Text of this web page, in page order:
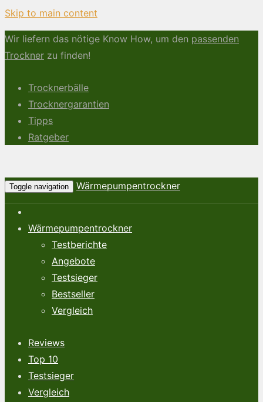
Skip to main content
Wir liefern das nötige Know How, um den passenden
Trockner zu finden!
Trocknerbälle
Trocknergarantien
Tipps
Ratgeber
Toggle navigation Wärmepumpentrockner
Wärmepumpentrockner
Testberichte
Angebote
Testsieger
Bestseller
Vergleich
Reviews
Top 10
Testsieger
Vergleich